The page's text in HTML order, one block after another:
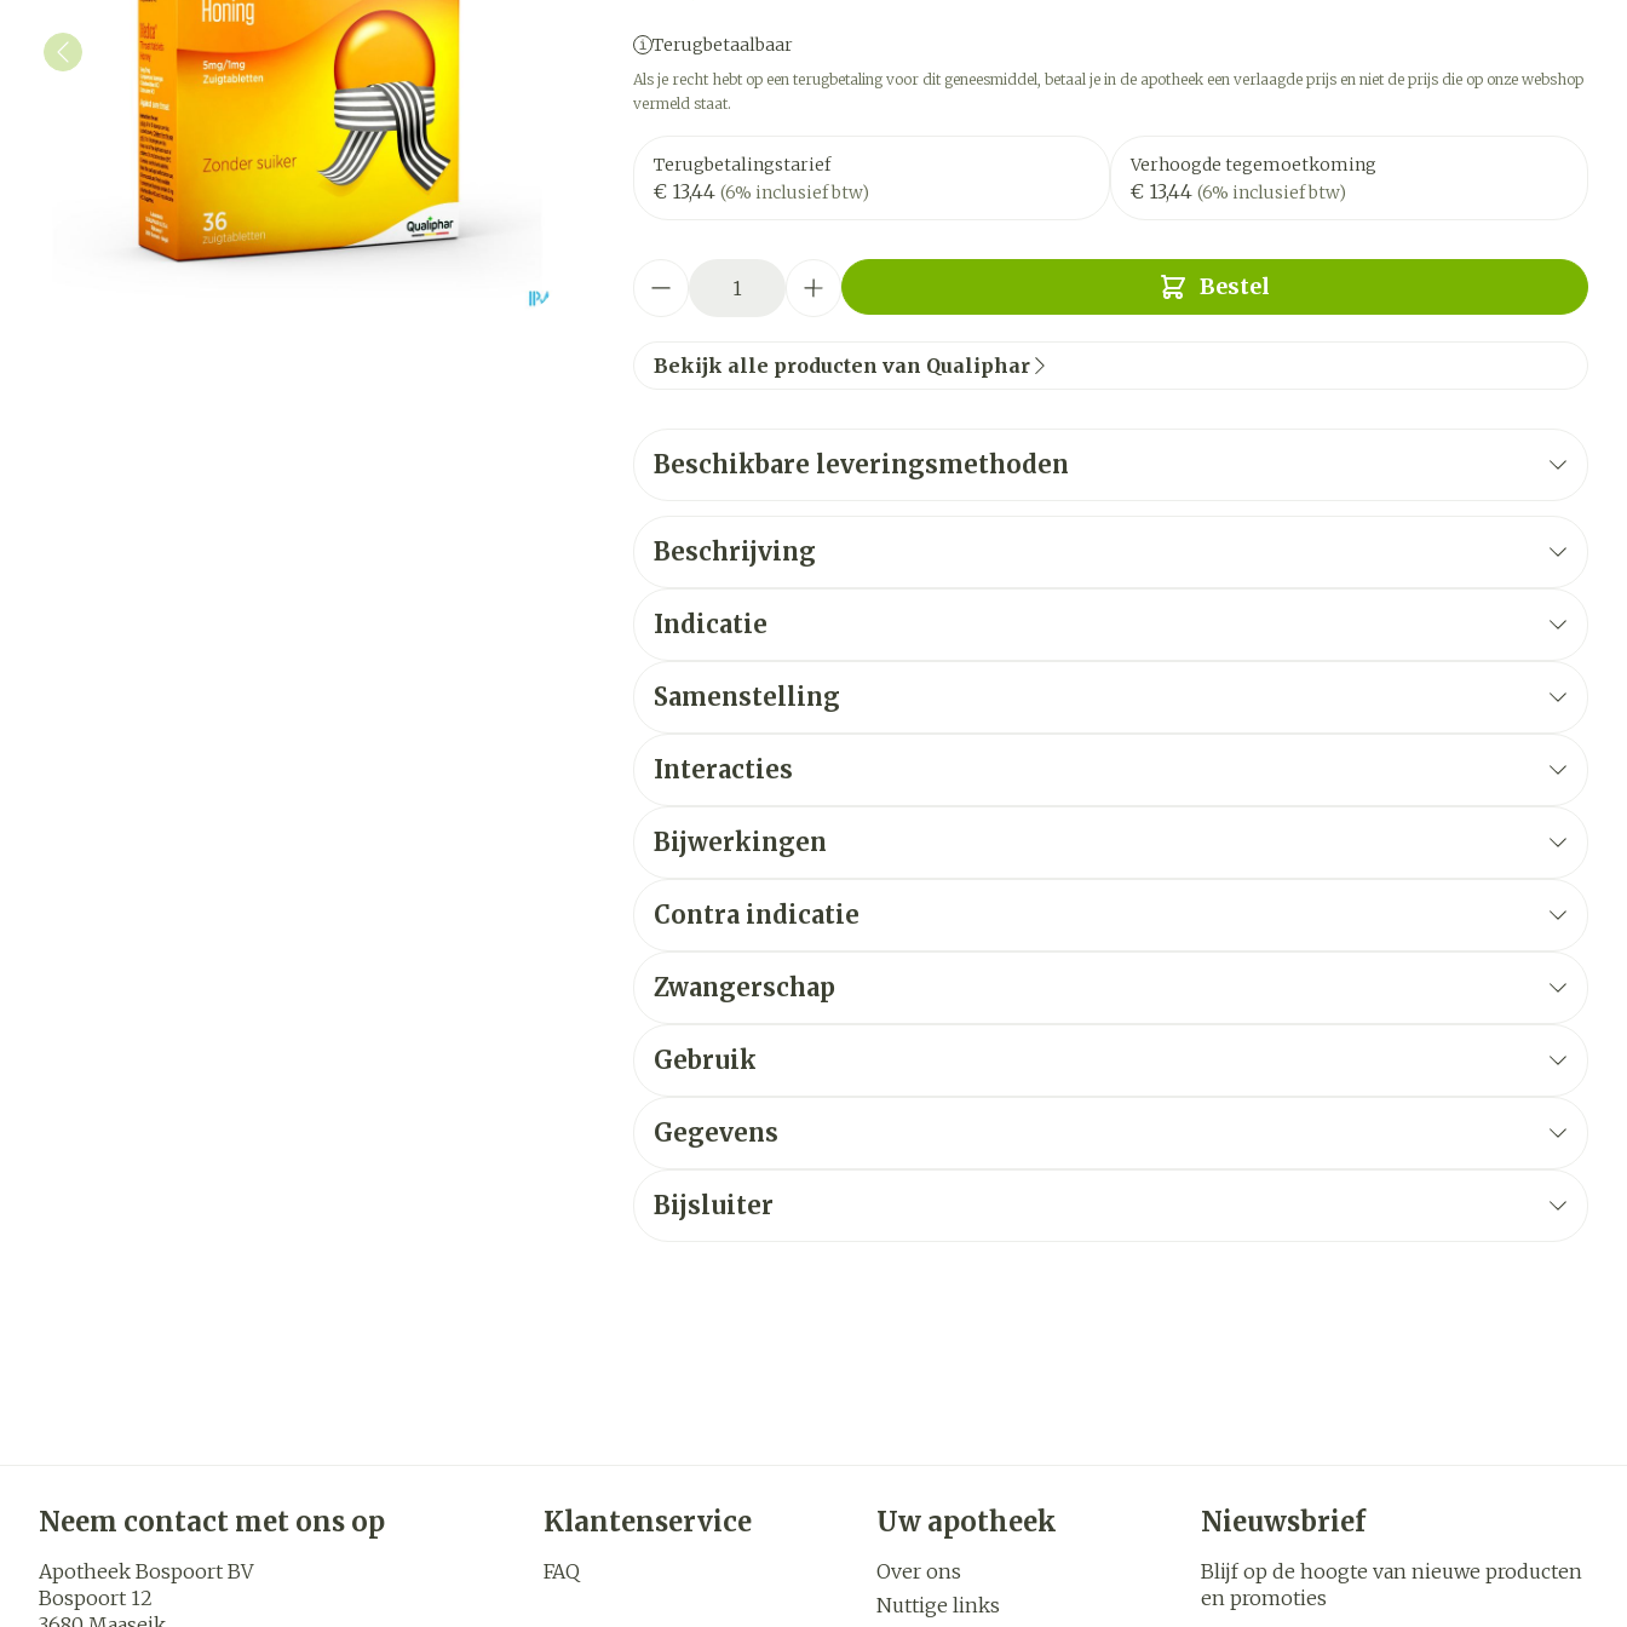
Terugbetaalbaar
Als je recht hebt op een terugbetaling voor dit geneesmiddel, betaal je in de apotheek een verlaagde prijs en niet de prijs die op onze webshop
vermeld staat.
Terugbetalingstarief
€ 13,44 (6% inclusief btw)
Verhoogde tegemoetkoming
€ 13,44 (6% inclusief btw)
Bestel
Bekijk alle producten van Qualiphar
Beschikbare leveringsmethoden
Beschrijving
Indicatie
Samenstelling
Interacties
Bijwerkingen
Contra indicatie
Zwangerschap
Gebruik
Gegevens
Bijsluiter
Neem contact met ons op
Apotheek Bospoort BV
Bospoort 12
Klantenservice
FAQ
Uw apotheek
Over ons
Nuttige links
Nieuwsbrief
Blijf op de hoogte van nieuwe producten
en promoties